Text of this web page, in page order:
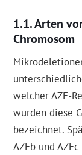
Arten
Chromosom
welcher AZF-
wurden diese
bezeichnet.
AZFb und